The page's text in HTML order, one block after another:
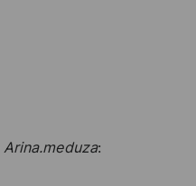
Arina.meduza: